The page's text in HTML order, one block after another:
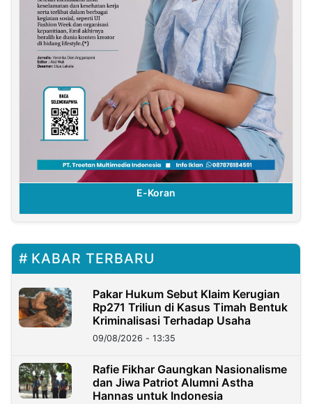
E-Koran
KABAR TERBARU
Pakar Hukum Sebut Klaim Kerugian
Rp271 Triliun di Kasus Timah Bentuk
Kriminalisasi Terhadap Usaha
09/08/2026 - 13:35
Rafie Fikhar Gaungkan Nasionalisme
dan Jiwa Patriot Alumni Astha
Hannas untuk Indonesia